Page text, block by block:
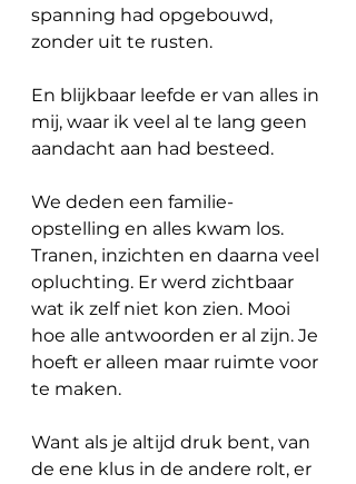
spanning had opgebouwd,
zonder uit te rusten.
En blijkbaar leefde er van alles in
mij, waar ik veel al te lang geen
aandacht aan had besteed.
We deden een familie-
opstelling en alles kwam los.
Tranen, inzichten en daarna veel
opluchting. Er werd zichtbaar
wat ik zelf niet kon zien. Mooi
hoe alle antwoorden er al zijn. Je
hoeft er alleen maar ruimte voor
te maken.
Want als je altijd druk bent, van
de ene klus in de andere rolt, er